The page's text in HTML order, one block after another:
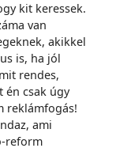
kit keressek.
van
akikkel
is, ha jól
rendes,
én csak úgy
reklámfogás!
ami
reform